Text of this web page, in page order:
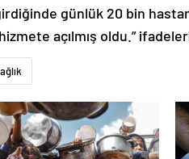
günlük 20 bin
açılmış oldu.”